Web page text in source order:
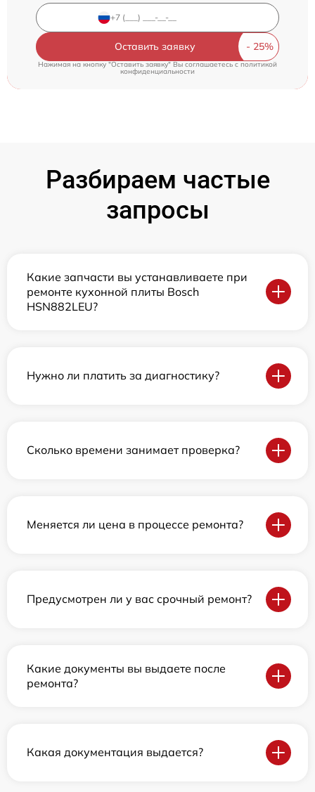
Оставить заявку
Нажимая на кнопку "Оставить заявку" Вы соглашаетесь cполитикой
конфиденциальности
Разбираем частые
запросы
Какие запчасти вы устанавливаете при
ремонте кухонной плиты Bosch
HSN882LEU?
Нужно ли платить за диагностику?
Сколько времени занимает проверка?
Меняется ли цена в процессе ремонта?
Предусмотрен ли у вас срочный ремонт?
Какие документы вы выдаете после
ремонта?
Какая документация выдается?